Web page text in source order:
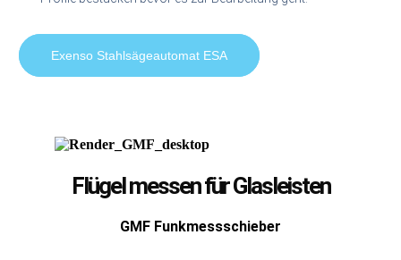
Exenso Stahlsägeautomat ESA
Flügel messen für Glasleisten
GMF Funkmessschieber